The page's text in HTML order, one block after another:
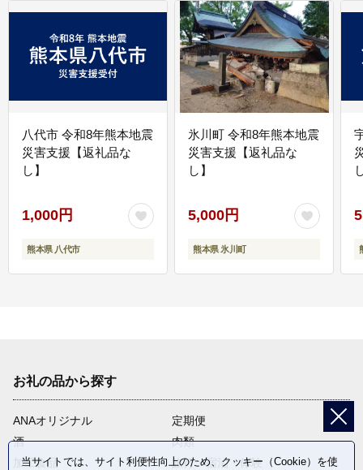
八代市 令和8年熊本地震
災害支援【返礼品な
し】
1,000円
熊本県 八代市
氷川町 令和8年熊本地震
災害支援【返礼品な
し】
5,000円
熊本県 氷川町
お礼の品から探す
ANAオリジナル
定期便
酒
肉類
加工食品
旅行・宿泊・体験
当サイトでは、サイト利便性向上のため、クッキー（Cookie）を使